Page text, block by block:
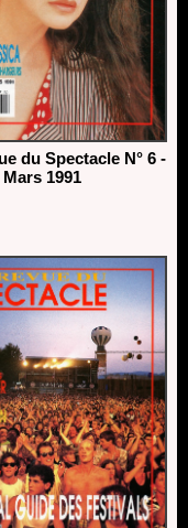
du Spectacle N° 6 -
1991